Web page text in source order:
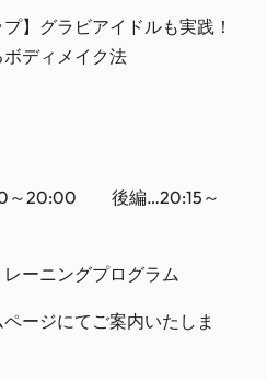
】グラビアイドルも実践！
ディメイク法
～20:00 後編…20:15～
ーニングプログラム
ージにてご案内いたしま